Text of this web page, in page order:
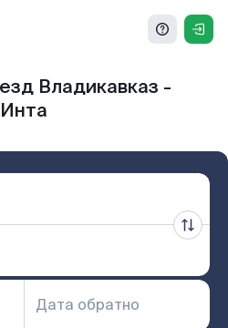
Владикавказ -
Инта